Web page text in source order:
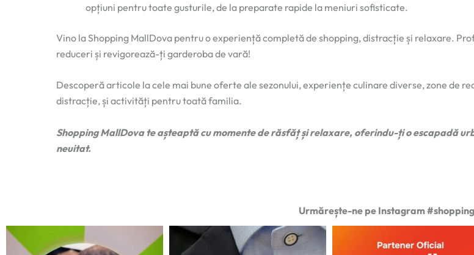
opțiuni pentru toate gusturile, de la preparate rapide la meniuri sofisticate.
Vino la Shopping MallDova pentru o experiență completă de shopping, distracție și relaxare.
reduceri și revigorează-ți garderoba de vară!
Descoperă articole la cele mai bune oferte ale sezonului, experiențe culinare diverse, zone de
distracție, și activități pentru toată familia.
Shopping MallDova te așteaptă cu momente de răsfăț și relaxare, oferindu-ți o escapadă
neuitat.
Urmărește-ne pe Instagram